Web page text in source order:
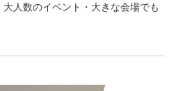
人数のイベント・大きな会場でも